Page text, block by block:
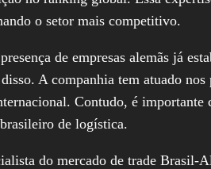
o setor mais competitivo.
de empresas alemãs já
A companhia tem atuado
Contudo, é importante
de logística.
do mercado de trade Brasil-